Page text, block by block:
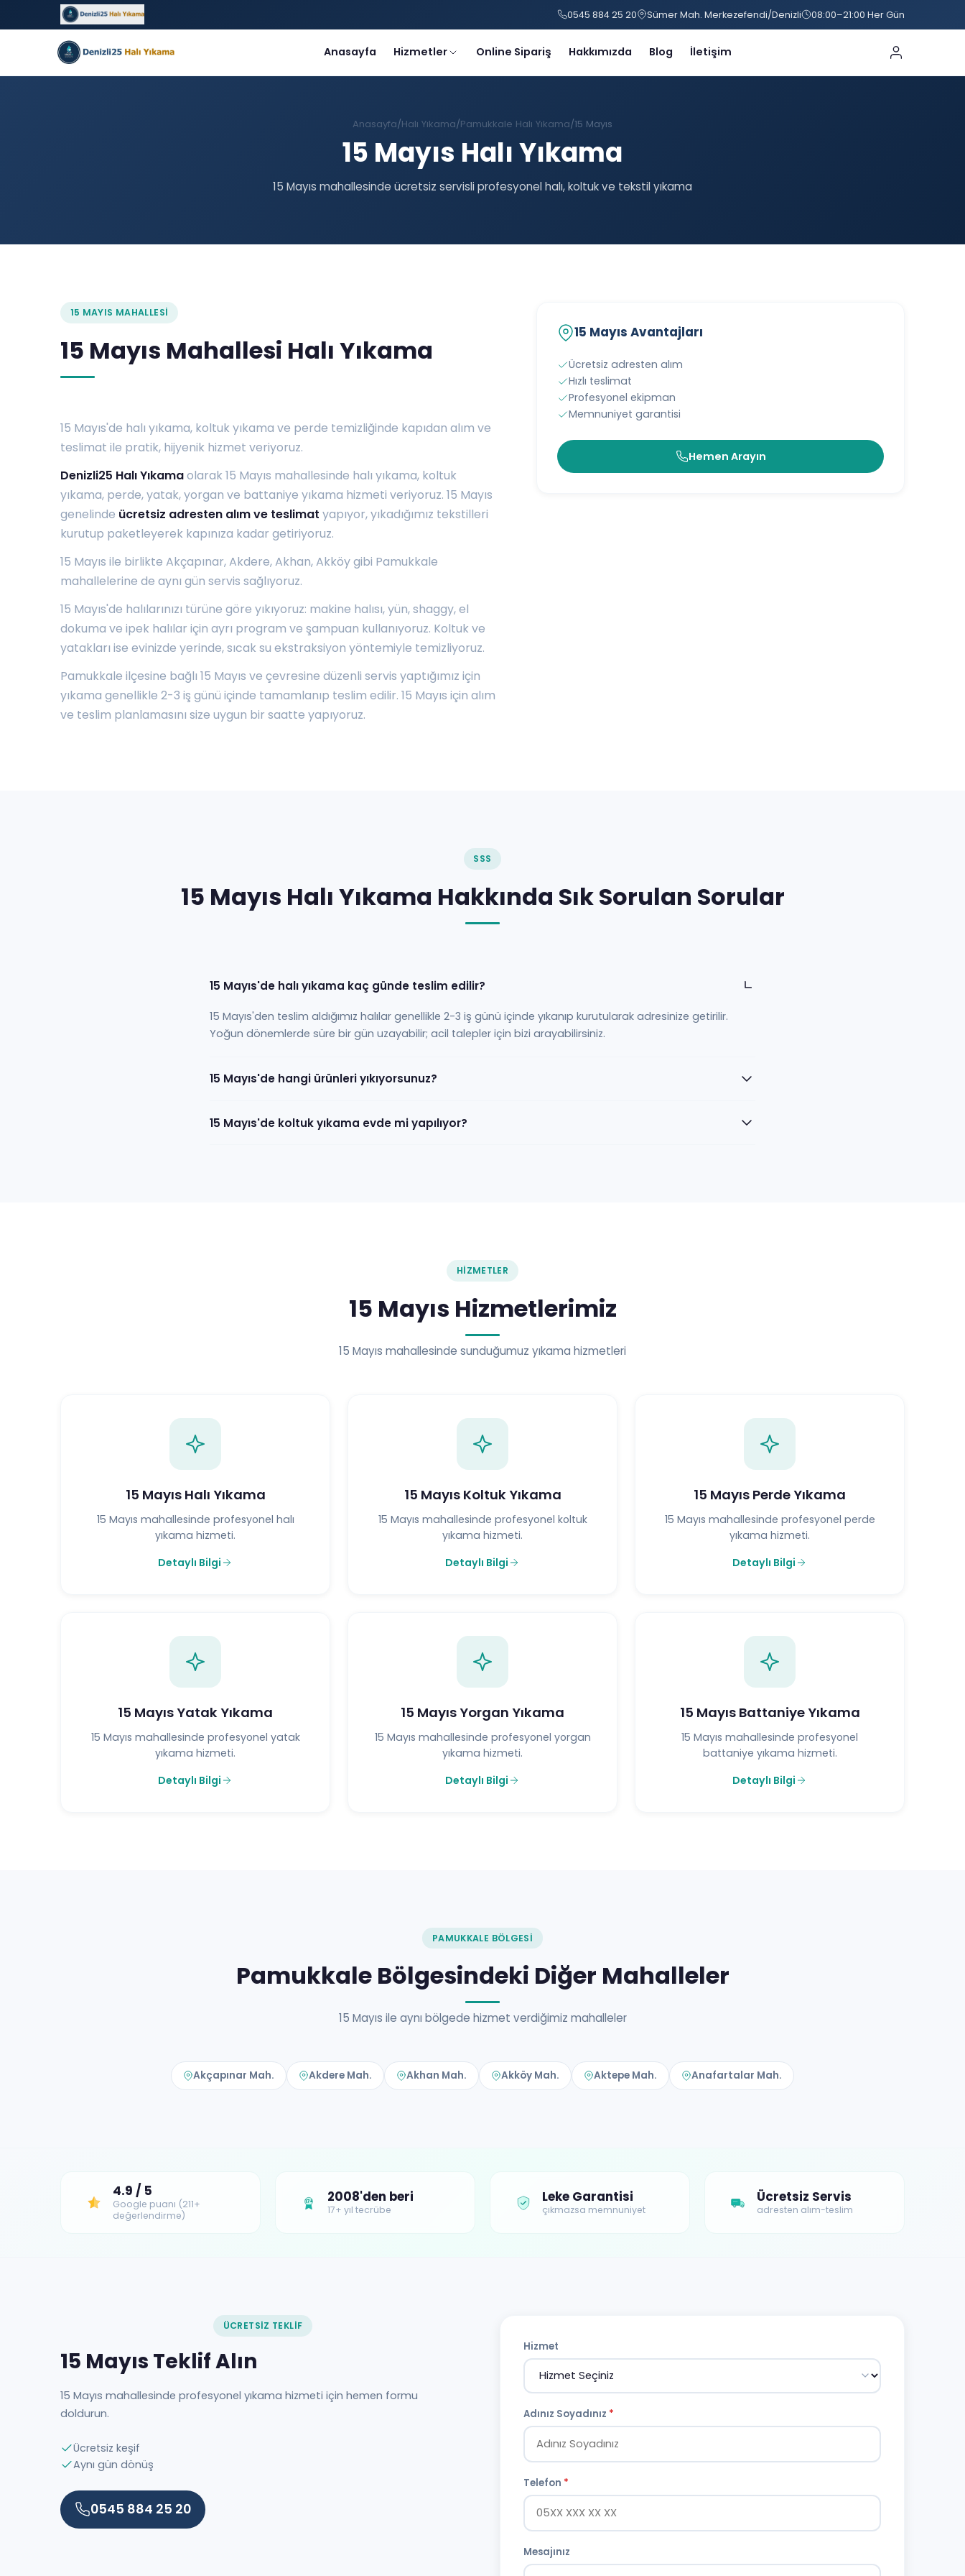
0545 884 25 20 Sümer Mah. Merkezefendi/Denizli 08:00–21:00 Her Gün
Anasayfa Hizmetler Online Sipariş Hakkımızda Blog İletişim
Anasayfa Halı Yıkama Pamukkale Halı Yıkama 15 Mayıs
15 Mayıs Halı Yıkama
15 Mayıs mahallesinde ücretsiz servisli profesyonel halı, koltuk ve tekstil yıkama
15 MAYIS MAHALLESI
15 Mayıs Mahallesi Halı Yıkama
15 Mayıs'de halı yıkama, koltuk yıkama ve perde temizliğinde kapıdan alım ve
teslimat ile pratik, hijyenik hizmet veriyoruz.
Denizli25 Halı Yıkamaolarak 15 Mayıs mahallesinde halı yıkama, koltuk
yıkama, perde, yatak, yorgan ve battaniye yıkama hizmeti veriyoruz. 15 Mayıs
genelinde ücretsiz adresten alım ve teslimat yapıyor, yıkadığımız tekstilleri
kurutup paketleyerek kapınıza kadar getiriyoruz.
15 Mayıs ile birlikte Akçapınar,Akdere,Akhan,Akköygibi Pamukkale
mahallelerine de aynı gün servis sağlıyoruz.
15 Mayıs'de halılarınızı türüne göre yıkıyoruz: makine halısı, yün, shaggy, el
dokuma ve ipek halılar için ayrı program ve şampuan kullanıyoruz. Koltuk ve
yatakları ise evinizde yerinde, sıcak su ekstraksiyon yöntemiyle temizliyoruz.
Pamukkale ilçesine bağlı 15 Mayıs ve çevresine düzenli servis yaptığımız için
yıkama genellikle 2-3 iş günü içinde tamamlanıp teslim edilir. 15 Mayıs için alım
ve teslim planlamasını size uygun bir saatte yapıyoruz.
15 Mayıs Avantajları
Ücretsiz adresten alım
Hızlı teslimat
Profesyonel ekipman
Memnuniyet garantisi
Hemen Arayın
SSS
15 Mayıs Halı Yıkama Hakkında Sık Sorulan Sorular
15 Mayıs'de halı yıkama kaç günde teslim edilir?
15 Mayıs'den teslim aldığımız halılar genellikle 2-3 iş günü içinde yıkanıp kurutularak adresinize getirilir.
Yoğun dönemlerde süre bir gün uzayabilir; acil talepler için bizi arayabilirsiniz.
15 Mayıs'de hangi ürünleri yıkıyorsunuz?
15 Mayıs'de koltuk yıkama evde mi yapılıyor?
HIZMETLER
15 Mayıs Hizmetlerimiz
15 Mayıs mahallesinde sunduğumuz yıkama hizmetleri
15 Mayıs Halı Yıkama
15 Mayıs mahallesinde profesyonel halı
yıkama hizmeti.
Detaylı Bilgi
15 Mayıs Koltuk Yıkama
15 Mayıs mahallesinde profesyonel koltuk
yıkama hizmeti.
Detaylı Bilgi
15 Mayıs Perde Yıkama
15 Mayıs mahallesinde profesyonel perde
yıkama hizmeti.
Detaylı Bilgi
15 Mayıs Yatak Yıkama
15 Mayıs mahallesinde profesyonel yatak
yıkama hizmeti.
Detaylı Bilgi
15 Mayıs Yorgan Yıkama
15 Mayıs mahallesinde profesyonel yorgan
yıkama hizmeti.
Detaylı Bilgi
15 Mayıs Battaniye Yıkama
15 Mayıs mahallesinde profesyonel
battaniye yıkama hizmeti.
Detaylı Bilgi
PAMUKKALE BÖLGESI
Pamukkale Bölgesindeki Diğer Mahalleler
15 Mayıs ile aynı bölgede hizmet verdiğimiz mahalleler
Akçapınar Mah. Akdere Mah. Akhan Mah. Akköy Mah. Aktepe Mah. Anafartalar Mah.
4.9 / 5
Google puanı (211+
değerlendirme)
17+ 2008'den beri
17+ yıl tecrübe
Leke Garantisi
çıkmazsa memnuniyet
Ücretsiz Servis
adresten alım-teslim
ÜCRETSIZ TEKLIF
15 Mayıs Teklif Alın
15 Mayıs mahallesinde profesyonel yıkama hizmeti için hemen formu
doldurun.
Ücretsiz keşif
Aynı gün dönüş
0545 884 25 20
Hizmet
Adınız Soyadınız *
Telefon *
Mesajınız